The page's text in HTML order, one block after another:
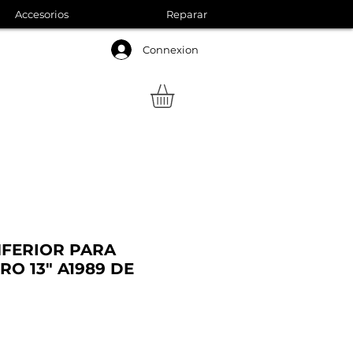
Connexion
Accesorios Reparar
PARA
13" A1989 DE